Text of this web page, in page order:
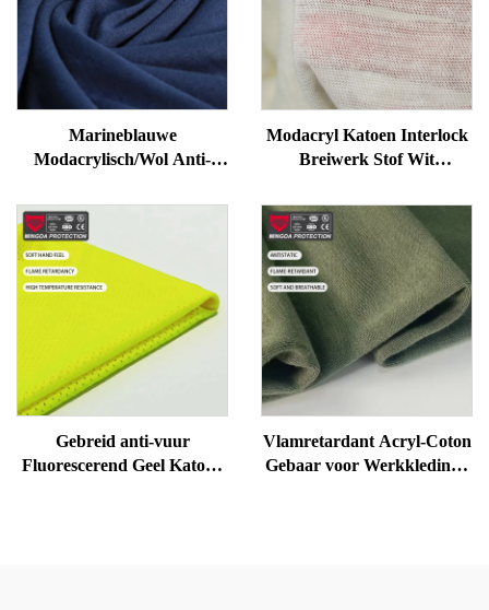
Marineblauwe
Modacrylisch/Wol Anti-
Elektronica Productie
Modacryl Katoen Interlock
Breiwerk Stof Wit
Stof
Gebreid anti-vuur
Fluorescerend Geel Katoen
Vlamretardant Acryl-Coton
Gebaar voor Werkkleding -